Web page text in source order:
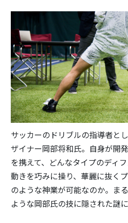
サッカーのドリブルの指導者と
ザイナー岡部将和氏。自身が開
を携えて、どんなタイプのディ
動きを巧みに操り、華麗に抜く
のような神業が可能なのか。ま
ような岡部氏の技に隠された謎に